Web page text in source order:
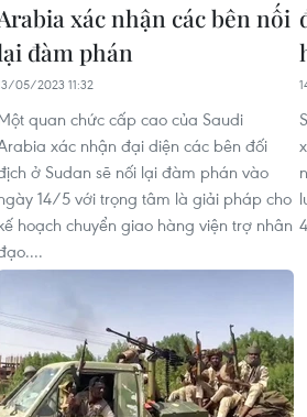
xác nhận các bên nối
đàm phán
05/2023 11:32
quan chức cấp cao của Saudi
xác nhận đại diện các bên đối
ở Sudan sẽ nối lại đàm phán vào
14/5 với trọng tâm là giải pháp cho
hoạch chuyển giao hàng viện trợ nhân